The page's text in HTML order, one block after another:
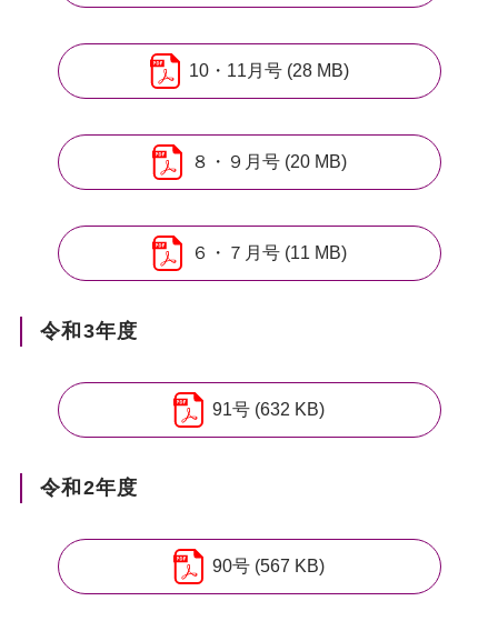
10・11月号 (28 MB)
８・９月号 (20 MB)
６・７月号 (11 MB)
令和3年度
91号 (632 KB)
令和2年度
90号 (567 KB)